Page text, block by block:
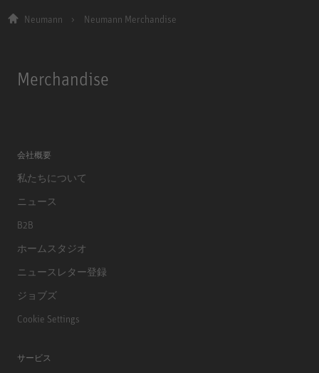
Neumann Neumann Merchandise
Merchandise
会社概要
私たちについて
ニュース
B2B
ホームスタジオ
ニュースレター登録
ジョブズ
Cookie Settings
サービス